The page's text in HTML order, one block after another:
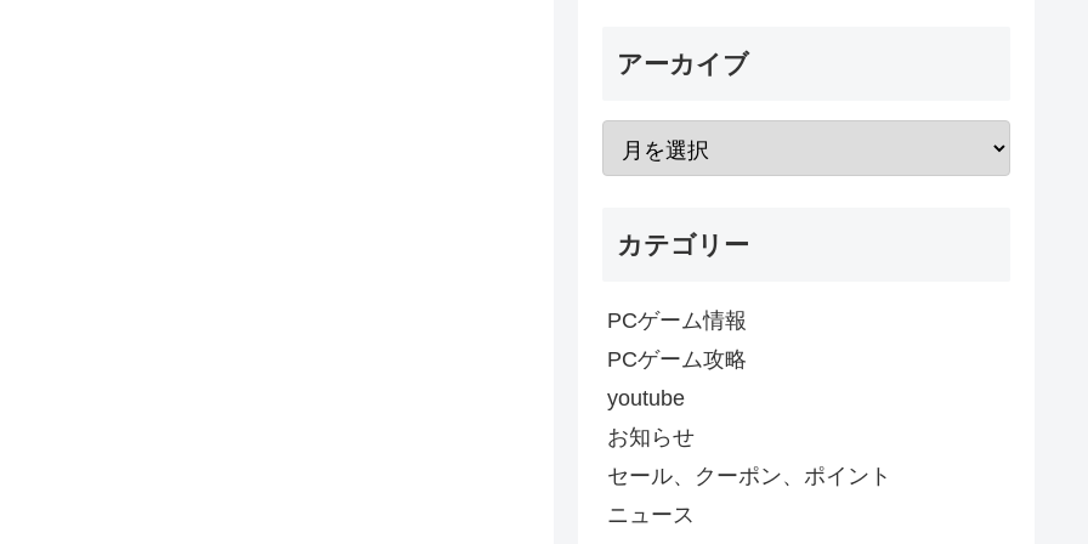
アーカイブ
カテゴリー
PCゲーム情報
PCゲーム攻略
youtube
お知らせ
セール、クーポン、ポイント
ニュース